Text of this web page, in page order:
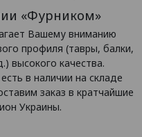
«Фурником»
Вашему вниманию
профиля (тавры, балки,
высокого качества.
в наличии на складе
заказ в кратчайшие
Украины.